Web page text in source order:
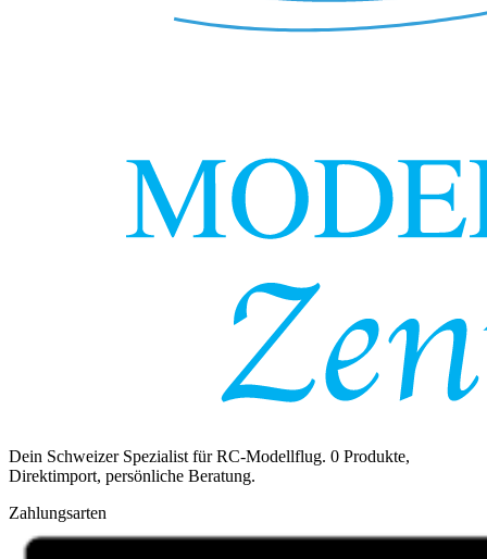
Dein Schweizer Spezialist für RC-Modellflug. 0 Produkte,
Direktimport, persönliche Beratung.
Zahlungsarten